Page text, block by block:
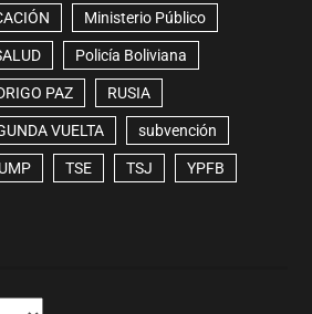
Ministerio Público
Policía Boliviana
PAZ RUSIA
VUELTA subvención
TSE TSJ YPFB